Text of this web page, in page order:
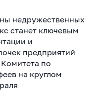
недружественных
станет ключевым
и
предприятий
по
на круглом